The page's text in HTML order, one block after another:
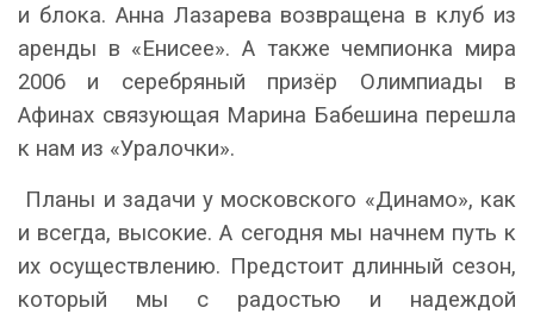
и блока. Анна Лазарева возвращена в клуб из
аренды в «Енисее». А также чемпионка мира
2006 и серебряный призёр Олимпиады в
Афинах связующая Марина Бабешина перешла
к нам из «Уралочки».
Планы и задачи у московского «Динамо», как
и всегда, высокие. А сегодня мы начнем путь к
их осуществлению. Предстоит длинный сезон,
который мы с радостью и надеждой